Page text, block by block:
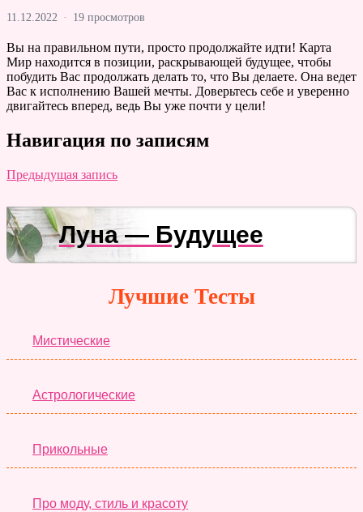
11.12.2022 · 19 просмотров
Вы на правильном пути, просто продолжайте идти! Карта
Мир находится в позиции, раскрывающей будущее, чтобы
побудить Вас продолжать делать то, что Вы делаете. Она ведет
Вас к исполнению Вашей мечты. Доверьтесь себе и уверенно
двигайтесь вперед, ведь Вы уже почти у цели!
Навигация по записям
Предыдущая запись
Луна — Будущее
Лучшие Тесты
Мистические
Астрологические
Прикольные
Про моду, стиль и красоту